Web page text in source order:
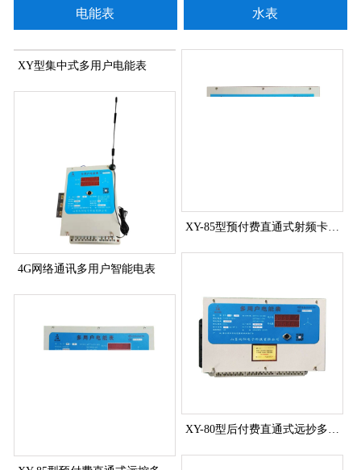
电能表 水表
XY型集中式多用户电能表
4G网络通讯多用户智能电表
XY-85型预付费直通式射频卡多用户电能表